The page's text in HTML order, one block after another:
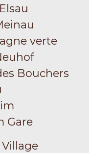
verte
Bouchers
Gare